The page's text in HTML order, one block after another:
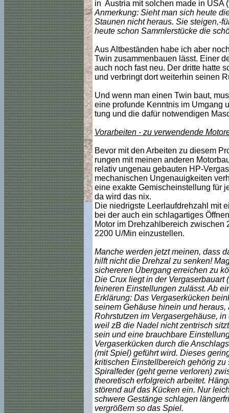
in Austria mit solchen made in USA
Anmerkung: Sieht man sich heute
Staunen nicht heraus. Sie steigen,-
heute schon Sammlerstücke die
Aus Altbeständen habe ich aber
Twin zusammenbauen lässt. Einer
auch noch fast neu. Der dritte hatte
und verbringt dort weiterhin seinen
Und wenn man einen Twin baut,
eine profunde Kenntnis im Umgang
tung und die dafür notwendigen
Vorarbeiten - zu verwendende
Bevor mit den Arbeiten zu diesem
rungen mit meinen anderen
relativ ungenau gebauten HP-
mechanischen Ungenauigkeiten
eine exakte Gemischeinstellung für
da wird das nix.
Die niedrigste Leerlaufdrehzahl mit
bei der auch ein schlagartiges
Motor im Drehzahlbereich zwischen
2200 U/Min einzustellen.
Manche werden jetzt meinen, dass
hilft nicht die Drehzal zu senken!
sichereren Übergang erreichen zu
Die Crux liegt in der Vergaserbauart
feineren Einstellungen zulässt. Ab
Erklärung: Das Vergaserkücken
seinem Gehäuse hinein und
Rohrstutzen im Vergasergehäuse,
weil zB die Nadel nicht zentrisch
sein und eine brauchbare
Vergaserkücken durch die
(mit Spiel) geführt wird. Dieses
kritischen Einstellbereich gehörig
Spiralfeder (geht gerne verloren)
theoretisch erfolgreich arbeitet.
störend auf das Kücken ein. Nur
schwere Gestänge schlagen
vergrößern so das Spiel.